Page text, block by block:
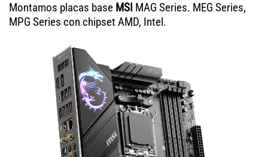
Montamos placas base MSI MAG Series. MEG Series,
MPG Series con chipset AMD, Intel.